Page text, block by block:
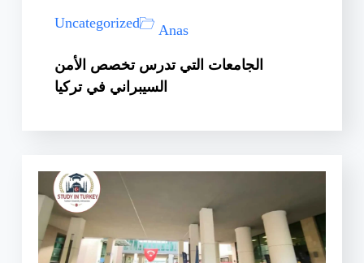
Anas
Uncategorized
الجامعات التي تدرس تخصص الأمن
السيبراني في تركيا